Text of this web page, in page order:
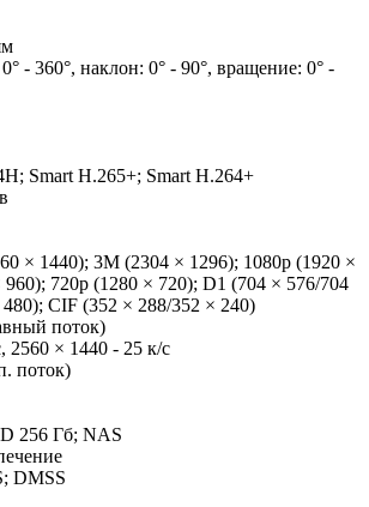
- 360°, наклон: 0° - 90°, вращение: 0° -
Smart H.265+; Smart H.264+
× 1440); 3M (2304 × 1296); 1080p (1920 ×
720p (1280 × 720); D1 (704 × 576/704
CIF (352 × 288/352 × 240)
поток)
2560 × 1440 - 25 к/с
поток)
256 Гб; NAS
DMSS